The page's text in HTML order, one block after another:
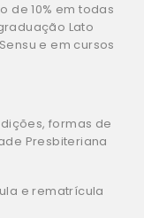
de 10% em todas
Lato
e em cursos
formas de
Presbiteriana
e rematrícula